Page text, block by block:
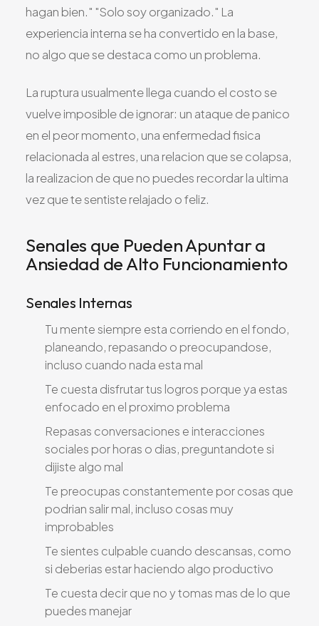
hagan bien." "Solo soy organizado." La
experiencia interna se ha convertido en la base,
no algo que se destaca como un problema.
La ruptura usualmente llega cuando el costo se
vuelve imposible de ignorar: un ataque de panico
en el peor momento, una enfermedad fisica
relacionada al estres, una relacion que se colapsa,
la realizacion de que no puedes recordar la ultima
vez que te sentiste relajado o feliz.
Senales que Pueden Apuntar a
Ansiedad de Alto Funcionamiento
Senales Internas
Tu mente siempre esta corriendo en el fondo,
planeando, repasando o preocupandose,
incluso cuando nada esta mal
Te cuesta disfrutar tus logros porque ya estas
enfocado en el proximo problema
Repasas conversaciones e interacciones
sociales por horas o dias, preguntandote si
dijiste algo mal
Te preocupas constantemente por cosas que
podrian salir mal, incluso cosas muy
improbables
Te sientes culpable cuando descansas, como
si deberias estar haciendo algo productivo
Te cuesta decir que no y tomas mas de lo que
puedes manejar